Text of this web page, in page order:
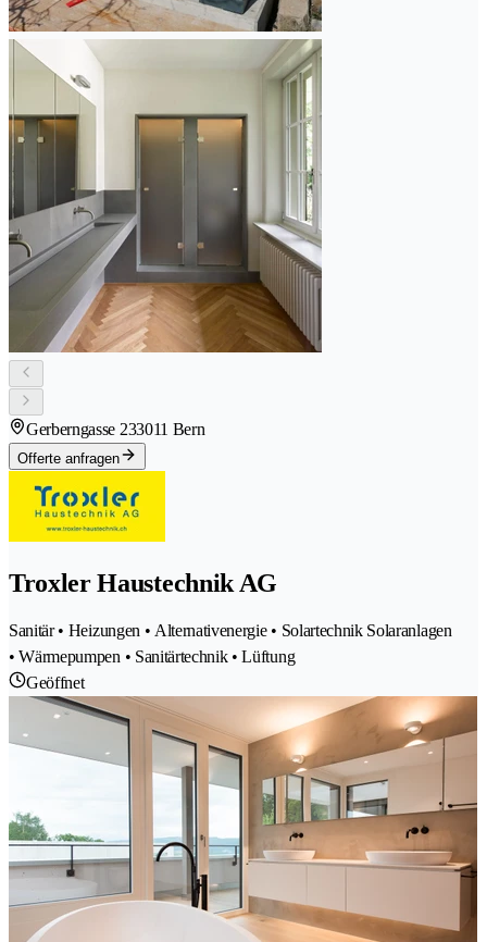
Gerberngasse 233011 Bern
Offerte anfragen
Troxler Haustechnik AG
Sanitär • Heizungen • Alternativenergie • Solartechnik Solaranlagen
• Wärmepumpen • Sanitärtechnik • Lüftung
Geöffnet